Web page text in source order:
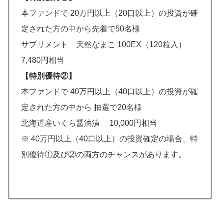
本ファンドで 20万円以上（20口以上）の投資が確
定された方の中から先着で50名様
サプリメント 天然なまこ 100EX（120粒入）
7,480円相当
【特別優待②】
本ファンドで 40万円以上（40口以上）の投資が確
定された方の中から 抽選で20名様
北海道産いくら醤油漬 10,000円相当
※ 40万円以上（40口以上）の投資確定の場合、特
別優待①及び②の両方のチャンスがあります。